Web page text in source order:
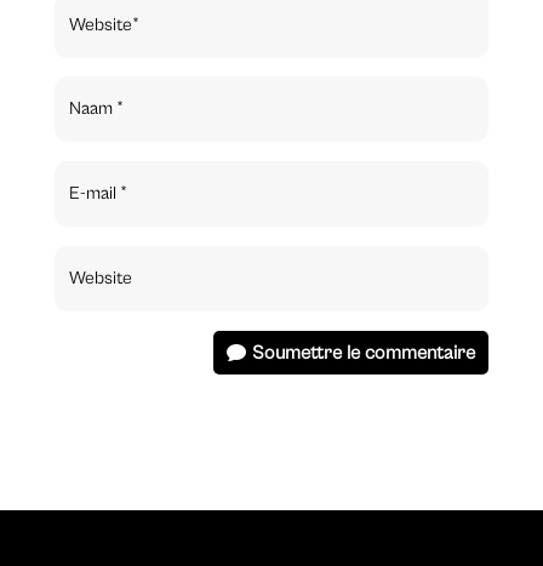
Soumettre le commentaire